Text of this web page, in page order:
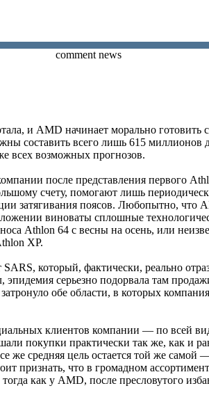
comment news
и AMD начинает морально
составить всего лишь 615 миллионов
всех возможных прогнозов.
после представления первого
счету, помогают лишь
затягивания поясов. Любопытно, что
виноваты сплошные
Athlon 64 с весны на осень, или
XP.
который, фактически, реально
эпидемия серьезно подорвала там
обе области, в которых
клиентов компании — по всей
покупки практически так же, как и
же средняя цель остается той же
признать, что в громадном
как у AMD, после пресловутого